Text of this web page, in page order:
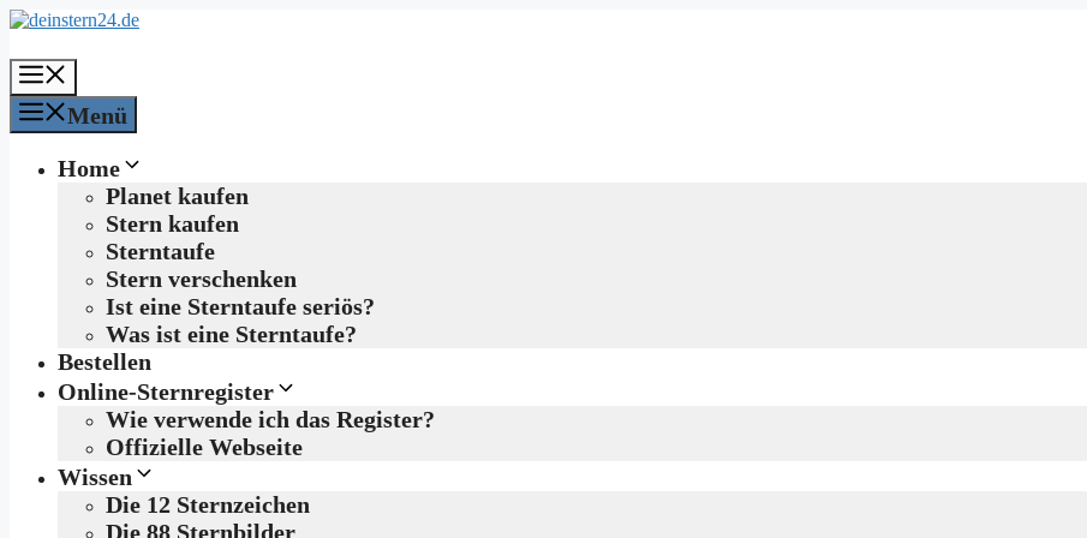
Zum
springen
Menü
Home
Planet kaufen
Stern kaufen
Sterntaufe
Stern verschenken
Ist eine Sterntaufe seriös?
Was ist eine Sterntaufe?
Bestellen
Online-Sternregister
Wie verwende ich das Register?
Offizielle Webseite
Wissen
Die 12 Sternzeichen
Die 88 Sternbilder